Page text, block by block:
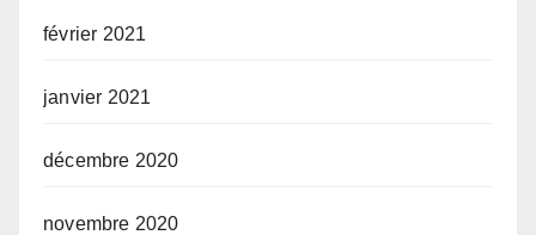
février 2021
janvier 2021
décembre 2020
novembre 2020